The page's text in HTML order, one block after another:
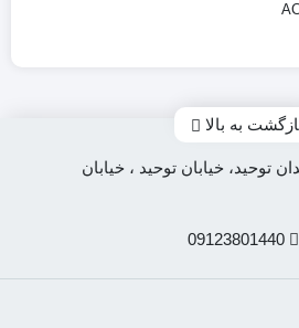
به بالا
توحید، خیابان توحید ، خیابان
09123801440